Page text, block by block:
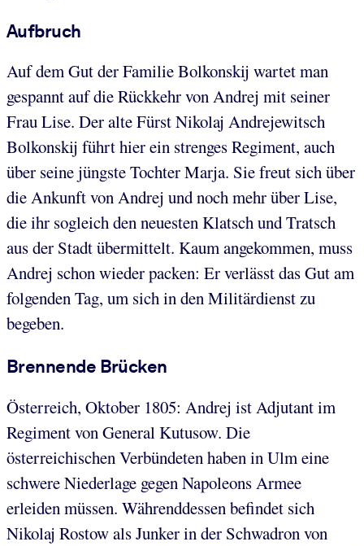
Aufbruch
Auf dem Gut der Familie Bolkonskij wartet man
gespannt auf die Rückkehr von Andrej mit seiner
Frau Lise. Der alte Fürst Nikolaj Andrejewitsch
Bolkonskij führt hier ein strenges Regiment, auch
über seine jüngste Tochter Marja. Sie freut sich über
die Ankunft von Andrej und noch mehr über Lise,
die ihr sogleich den neuesten Klatsch und Tratsch
aus der Stadt übermittelt. Kaum angekommen, muss
Andrej schon wieder packen: Er verlässt das Gut am
folgenden Tag, um sich in den Militärdienst zu
begeben.
Brennende Brücken
Österreich, Oktober 1805: Andrej ist Adjutant im
Regiment von General Kutusow. Die
österreichischen Verbündeten haben in Ulm eine
schwere Niederlage gegen Napoleons Armee
erleiden müssen. Währenddessen befindet sich
Nikolaj Rostow als Junker in der Schwadron von